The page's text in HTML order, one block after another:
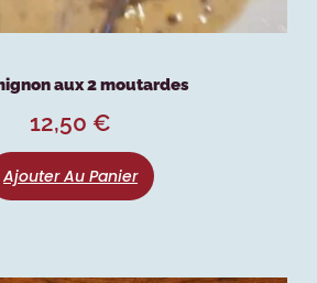
aux 2 moutardes
12,50 €
Ajouter Au Panier